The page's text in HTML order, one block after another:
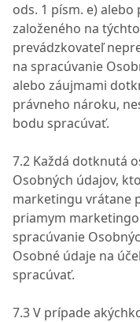
ods. 1 písm. e)
založeného na
prevádzkovateľ
na spracúvanie
alebo záujmami
právneho nároku,
bodu spracúvať.
7.2 Každá dotknutá
Osobných údajov,
marketingu vrátane
priamym
spracúvanie
Osobné údaje na
spracúvať.
7.3 V prípade